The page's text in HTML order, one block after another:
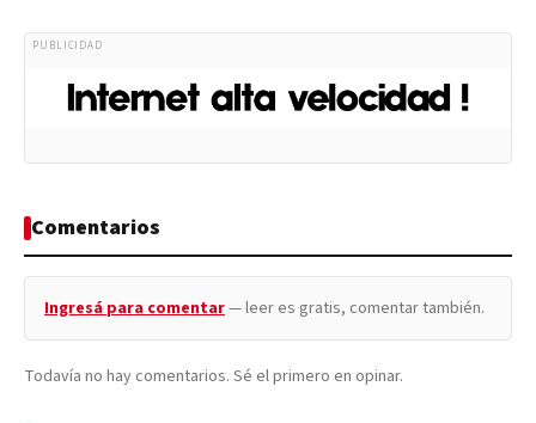
PUBLICIDAD
Comentarios
Ingresá para comentar— leer es gratis, comentar también.
Todavía no hay comentarios. Sé el primero en opinar.